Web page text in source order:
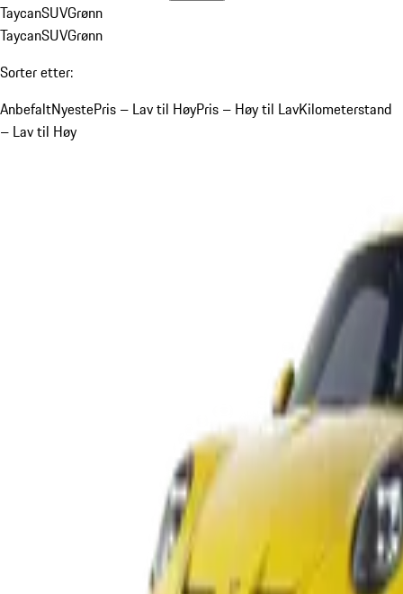
TaycanSUVGrønn
TaycanSUVGrønn
Sorter etter:
AnbefaltNyestePris – Lav til HøyPris – Høy til LavKilometerstand
– Lav til Høy